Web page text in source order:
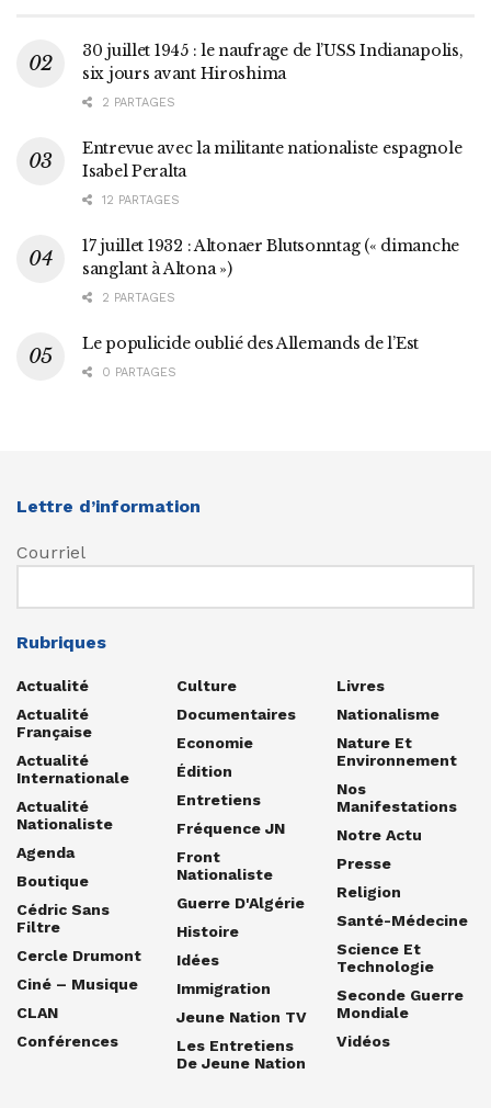
30 juillet 1945 : le naufrage de l’USS Indianapolis,
six jours avant Hiroshima
2 PARTAGES
Entrevue avec la militante nationaliste espagnole
Isabel Peralta
12 PARTAGES
17 juillet 1932 : Altonaer Blutsonntag (« dimanche
sanglant à Altona »)
2 PARTAGES
Le populicide oublié des Allemands de l’Est
0 PARTAGES
Lettre d’information
Courriel
Rubriques
Actualité
Actualité
Française
Actualité
Internationale
Actualité
Nationaliste
Agenda
Boutique
Cédric Sans
Filtre
Cercle Drumont
Ciné – Musique
CLAN
Conférences
Culture
Documentaires
Economie
Édition
Entretiens
Fréquence JN
Front
Nationaliste
Guerre D'Algérie
Histoire
Idées
Immigration
Jeune Nation TV
Les Entretiens
De Jeune Nation
Livres
Nationalisme
Nature Et
Environnement
Nos
Manifestations
Notre Actu
Presse
Religion
Santé-Médecine
Science Et
Technologie
Seconde Guerre
Mondiale
Vidéos